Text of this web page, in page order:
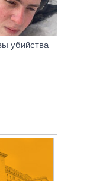
убийства